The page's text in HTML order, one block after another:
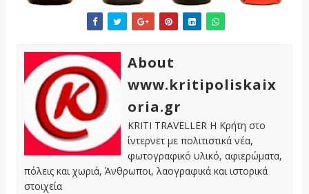
About
www.kritipoliskaix
oria.gr
KRITI TRAVELLER Η Κρήτη στο
ίντερνετ με πολιτιστικά νέα,
φωτογραφικό υλικό, αφιερώματα,
πόλεις και χωριά, Άνθρωποι, λαογραφικά και ιστορικά
στοιχεία